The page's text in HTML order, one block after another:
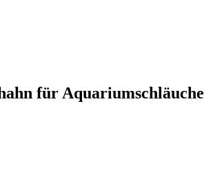
für Aquariumschläuche